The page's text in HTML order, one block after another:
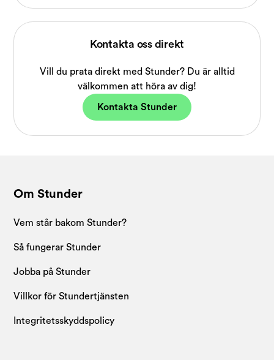
Kontakta oss direkt
Vill du prata direkt med Stunder? Du är alltid
välkommen att höra av dig!
Kontakta Stunder
Om Stunder
Vem står bakom Stunder?
Så fungerar Stunder
Jobba på Stunder
Villkor för Stundertjänsten
Integritetsskyddspolicy